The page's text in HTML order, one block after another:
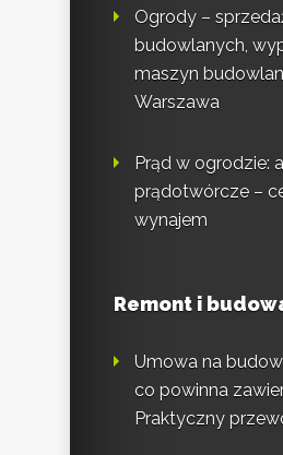
Ogrody –
budowlanych,
maszyn
Warszawa
Prąd w ogrodzie:
prądotwórcze –
wynajem
Remont i
Umowa na
co powinna
Praktyczny